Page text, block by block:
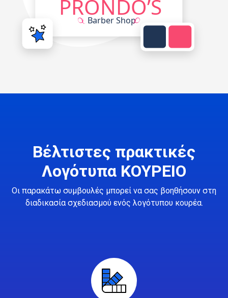
Βέλτιστες πρακτικές
Λογότυπα ΚΟΥΡΕΙΟ
Οι παρακάτω συμβουλές μπορεί να σας βοηθήσουν στη
διαδικασία σχεδιασμού ενός λογότυπου κουρέα.